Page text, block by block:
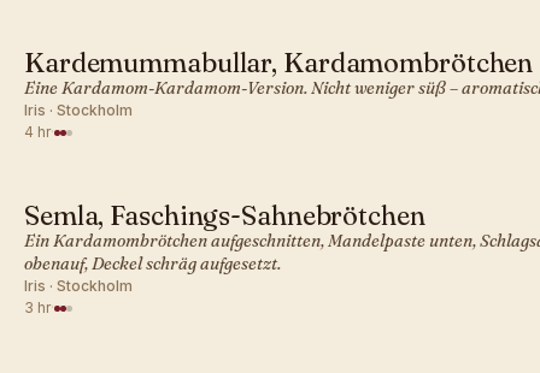
SKANDINAVISCH · GEBÄCK
Kardemummabullar, Kardamombrötchen
Eine Kardamom-Kardamom-Version. Nicht weniger süß –
Iris · Stockholm
4 hr·
SKANDINAVISCH · GEBÄCK
Semla, Faschings-Sahnebrötchen
Ein Kardamombrötchen aufgeschnitten, Mandelpaste unten,
obenauf, Deckel schräg aufgesetzt.
Iris · Stockholm
3 hr·